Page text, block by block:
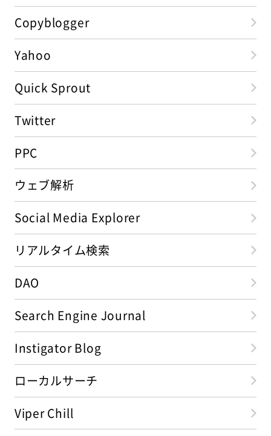
Copyblogger
Yahoo
Quick Sprout
Twitter
PPC
ウェブ解析
Social Media Explorer
リアルタイム検索
DAO
Search Engine Journal
Instigator Blog
ローカルサーチ
Viper Chill